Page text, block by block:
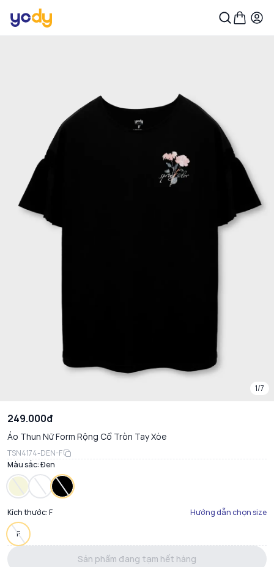
1/7
249.000đ
Áo Thun Nữ Form Rộng Cổ Tròn Tay Xòe
TSN4174-DEN-F
Màu sắc:Đen
Kích thước:F Hướng dẫn chọn size
F
Sản phẩm đang tạm hết hàng